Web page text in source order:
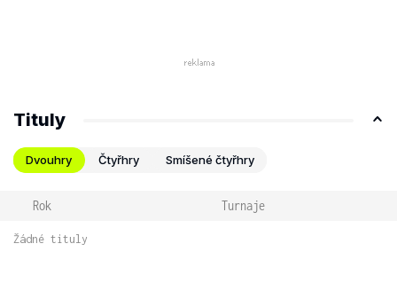
Tituly
Dvouhry Čtyřhry Smíšené čtyřhry
Rok Turnaje
Žádné tituly